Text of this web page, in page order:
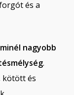
és a
minél nagyobb
.
kötött és